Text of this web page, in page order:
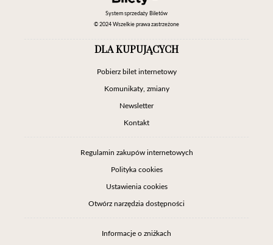
System sprzedaży Biletów
© 2024 Wszelkie prawa zastrzeżone
DLA KUPUJĄCYCH
Pobierz bilet internetowy
Komunikaty, zmiany
Newsletter
Kontakt
Regulamin zakupów internetowych
Polityka cookies
Ustawienia cookies
Otwórz narzędzia dostępności
Informacje o zniżkach